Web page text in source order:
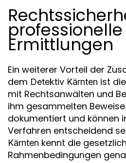
professionelle
Ermittlungen
Ein weiterer Vorteil der
dem Detektiv Kärnten ist
mit Rechtsanwälten und
ihm gesammelten
dokumentiert und können
Verfahren entscheidend
Kärnten kennt die
Rahmenbedingungen